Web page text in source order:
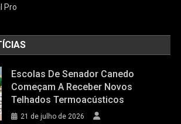
Pro
Escolas De Senador Canedo
Começam A Receber Novos
Telhados Termoacústicos
21 de julho de 2026